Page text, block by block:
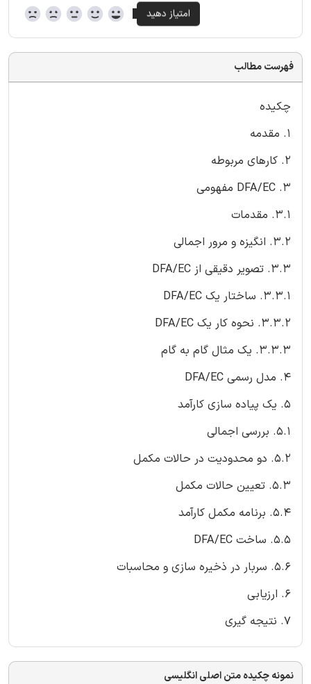
فهرست مطالب
چکیده
1. مقدمه
2. کارهای مربوطه
3. DFA/EC مفهومی
3.1. مقدمات
3.2. انگیزه و مرور اجمالی
3.3. تصویر دقیقی از DFA/EC
3.3.1. ساختار یک DFA/EC
3.3.2. نحوه کار یک DFA/EC
3.3.3. یک مثال گام به گام
4. مدل رسمی DFA/EC
5. یک پیاده سازی کارآمد
5.1. بررسی اجمالی
5.2. دو محدودیت در حالات مکمل
5.3. تعیین حالات مکمل
5.4. برنامه مکمل کارآمد
5.5. ساخت DFA/EC
5.6. سربار در ذخیره سازی و محاسبات
6. ارزیابی
7. نتیجه گیری
نمونه چکیده متن اصلی انگلیسی